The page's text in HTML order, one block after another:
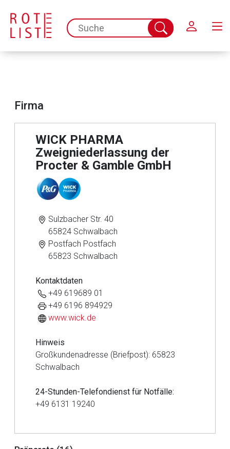
spc.search.input.placeholder
Suche
abschicken
Firma
WICK PHARMA
Zweigniederlassung der
Procter & Gamble GmbH
Sulzbacher Str. 40
65824 Schwalbach
Postfach Postfach
65823 Schwalbach
Kontaktdaten
+49 619689 01
+49 6196 894929
www.wick.de
Hinweis
Großkundenadresse (Briefpost): 65823
Schwalbach
24-Stunden-Telefondienst für Notfälle:
+49 6131 19240
Aufruf einer externen Seite